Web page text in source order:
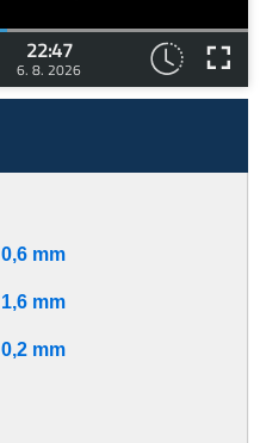
22:47
6. 8. 2026
0,6 mm
1,6 mm
0,2 mm